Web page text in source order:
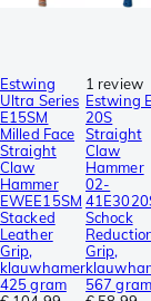
Estwing
Ultra Series
E15SM
Milled Face
Straight
Claw
Hammer
EWEE15SM
Stacked
Leather
Grip,
klauwhamer
425 gram
1 review
Estwing
20S
Straight
Claw
Hammer
02-
Schock
Grip,
567 gram